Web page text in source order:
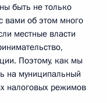
быть не только
вами об этом много
местные власти
Поэтому, как мы
на муниципальный
налоговых режимов